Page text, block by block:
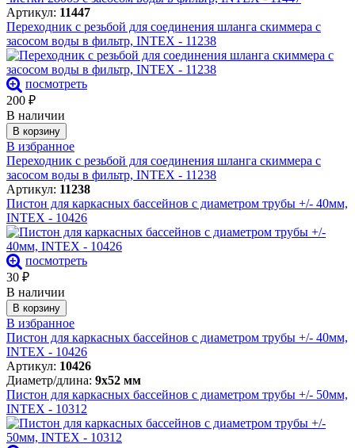
Артикул: 11447
Переходник с резьбой для соединения шланга скиммера с
засосом воды в фильтр, INTEX - 11238
посмотреть
200 ₽
В наличии
В корзину
В избранное
Переходник с резьбой для соединения шланга скиммера с
засосом воды в фильтр, INTEX - 11238
Артикул: 11238
Пистон для каркасных бассейнов с диаметром трубы +/- 40мм,
INTEX - 10426
посмотреть
30 ₽
В наличии
В корзину
В избранное
Пистон для каркасных бассейнов с диаметром трубы +/- 40мм,
INTEX - 10426
Артикул: 10426
Диаметр/длина: 9х52 мм
Пистон для каркасных бассейнов с диаметром трубы +/- 50мм,
INTEX - 10312